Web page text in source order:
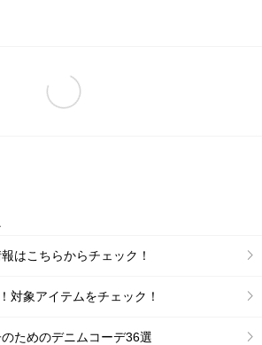
はこちらからチェック！
対象アイテムをチェック！
ためのデニムコーデ36選